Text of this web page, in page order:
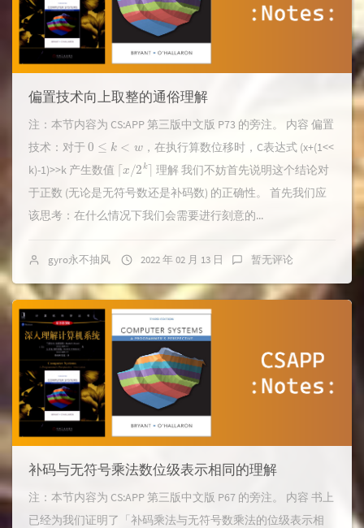
偏置技术向上取整的通俗理解
注：本节内容为 CS:APP 第三版中文版 P73 的旁注。 内容 偏置
技术：对于 0 k< w
，在执行算数位移时，C表达式 (x+(1<<
k)-1)>>k 产生数值 ⌈ 2k⌉ 理解 我们不妨首先说明这个结论对
于正数 (无论是无符号数还是补码数) 的正确性。 首先我们应
该思考：在什么情况下我们会需要进行刻意的...
gyro永不抽风 2022 年 02 月 13 日 暂无评论
补码与无符号乘法数位级表示相同的理解
注：本节内容为 CS:APP 第三版中文版 P67 的旁注。 内容 书上
已经为我们证明了「补码乘法与无符号数乘法的位级表示相